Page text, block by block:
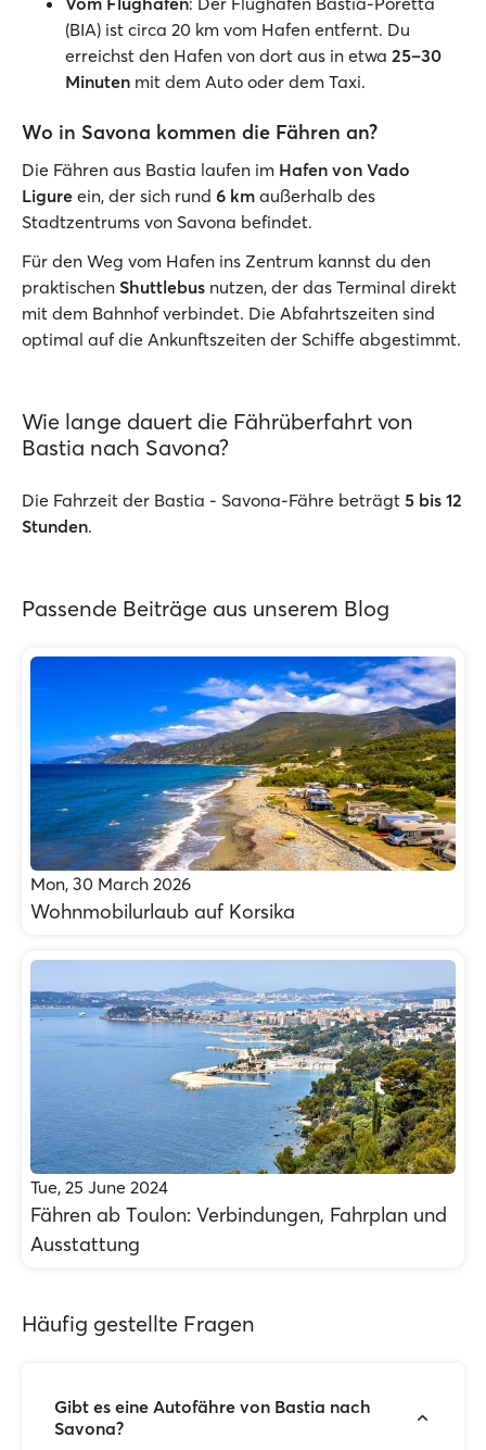
(BIA) ist circa 20 km vom Hafen entfernt. Du
erreichst den Hafen von dort aus in etwa 25–30
Minuten mit dem Auto oder dem Taxi.
Wo in Savona kommen die Fähren an?
Die Fähren aus Bastia laufen im Hafen von Vado
Ligure ein, der sich rund 6 km außerhalb des
Stadtzentrums von Savona befindet.
Für den Weg vom Hafen ins Zentrum kannst du den
praktischen Shuttlebus nutzen, der das Terminal direkt
mit dem Bahnhof verbindet. Die Abfahrtszeiten sind
optimal auf die Ankunftszeiten der Schiffe abgestimmt.
Wie lange dauert die Fährüberfahrt von
Bastia nach Savona?
Die Fahrzeit der Bastia - Savona-Fähre beträgt 5 bis 12
Stunden.
Passende Beiträge aus unserem Blog
Mon, 30 March 2026
Wohnmobilurlaub auf Korsika
Tue, 25 June 2024
Fähren ab Τoulon: Verbindungen, Fahrplan und
Ausstattung
Häufig gestellte Fragen
Gibt es eine Autofähre von Bastia nach
Savona?